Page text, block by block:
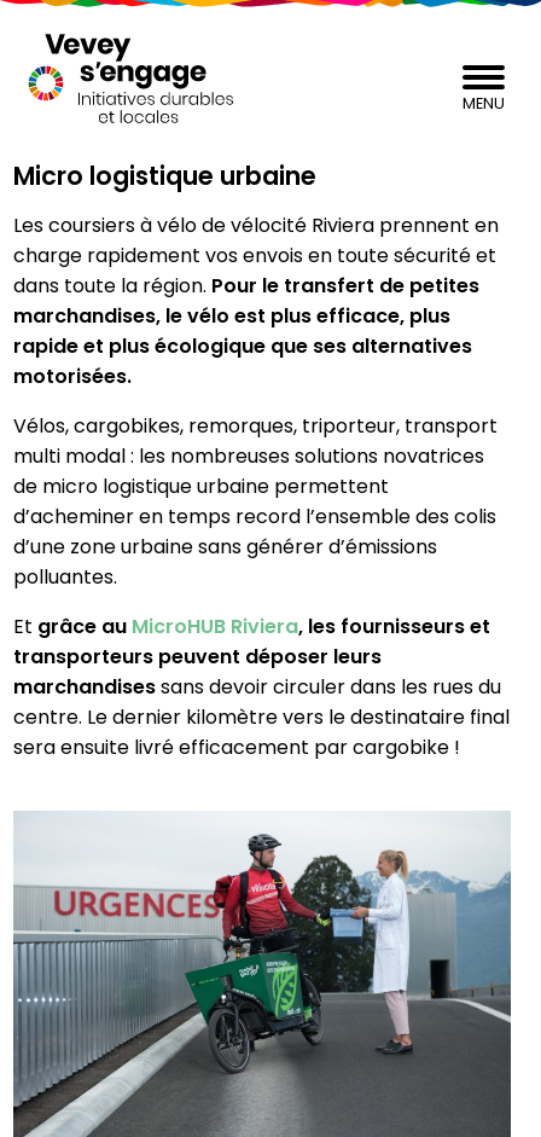
MENU
Micro logistique urbaine
Les coursiers à vélo de vélocité Riviera prennent en
charge rapidement vos envois en toute sécurité et
dans toute la région. Pour le transfert de petites
marchandises, le vélo est plus efficace, plus
rapide et plus écologique que ses alternatives
motorisées.
Vélos, cargobikes, remorques, triporteur, transport
multi modal : les nombreuses solutions novatrices
de micro logistique urbaine permettent
d’acheminer en temps record l’ensemble des colis
d’une zone urbaine sans générer d’émissions
polluantes.
Et grâce au MicroHUB Riviera, les fournisseurs et
transporteurs peuvent déposer leurs
marchandisessans devoir circuler dans les rues du
centre. Le dernier kilomètre vers le destinataire final
sera ensuite livré efficacement par cargobike !